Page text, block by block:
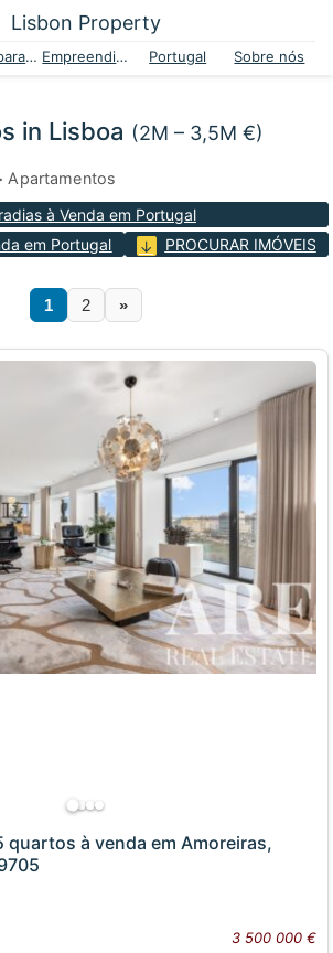
Lisbon Property
Casas para venda Empreendimentos Portugal Sobre nós
in Lisboa (2M – 3,5M €)
Apartamentos
à Venda em Portugal
em Portugal
PROCURAR IMÓVEIS
1 2 »
quartos à venda em Amoreiras,
3 500 000 €